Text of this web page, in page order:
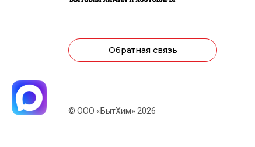
Обратная связь
© ООО «БытХим» 2026